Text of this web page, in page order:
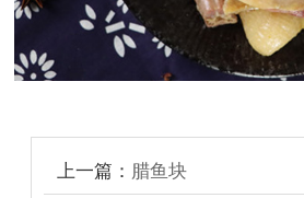
上一篇： 腊鱼块